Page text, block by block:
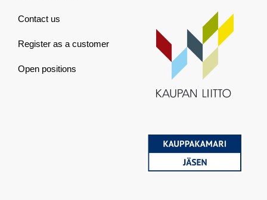
Contact us
Register as a customer
Open positions